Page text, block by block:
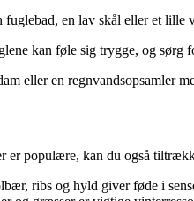
fuglebad, en lav skål eller et
kan føle sig trygge, og
eller en regnvandsopsamler
er populære, kan du også
ribs og hyld giver føde i